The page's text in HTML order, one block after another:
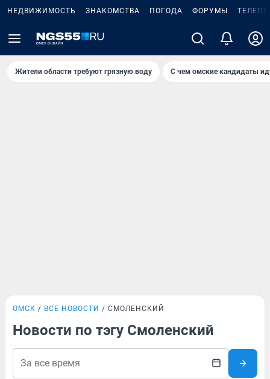
НЕДВИЖИМОСТЬ ЗНАКОМСТВА ПОГОДА ФОРУМЫ
Жители области требуют грязную воду С чем омские кандидаты
ОМСК ВСЕ НОВОСТИ СМОЛЕНСКИЙ
Новости по тэгу Смоленский